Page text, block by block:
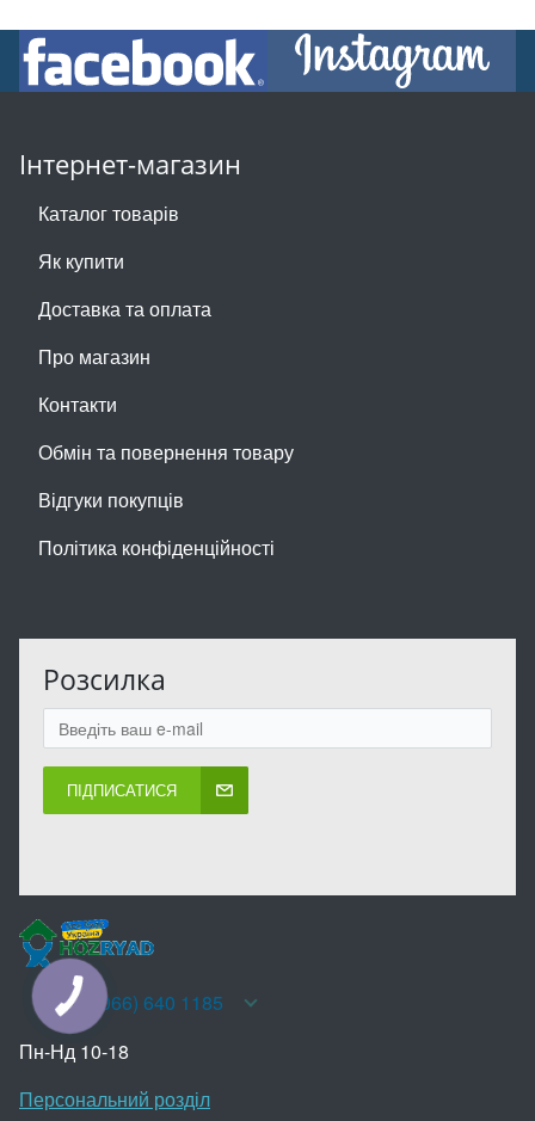
Інтернет-магазин
Каталог товарів
Як купити
Доставка та оплата
Про магазин
Контакти
Обмін та повернення товару
Відгуки покупців
Політика конфіденційності
Розсилка
ПІДПИСАТИСЯ
+38(066) 640 1185
Пн-Нд 10-18
Персональний розділ
КНОПКА
ЗВ'ЯЗКУ